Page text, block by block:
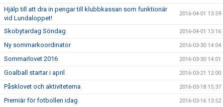
Hjälp till att dra in pengar till klubbkassan som funktionär
vid Lundaloppet!
2016-04-01 13:59
Skobytardag Söndag 2016-04-01 13:16
Ny sommarkoordinator 2016-03-30 14:04
Sommarlovet 2016 2016-03-30 14:01
Goalball startar i april 2016-03-21 12:00
Påsklovet och aktiviteterna 2016-03-18 15:37
Premiär för fotbollen idag 2016-03-16 13:52